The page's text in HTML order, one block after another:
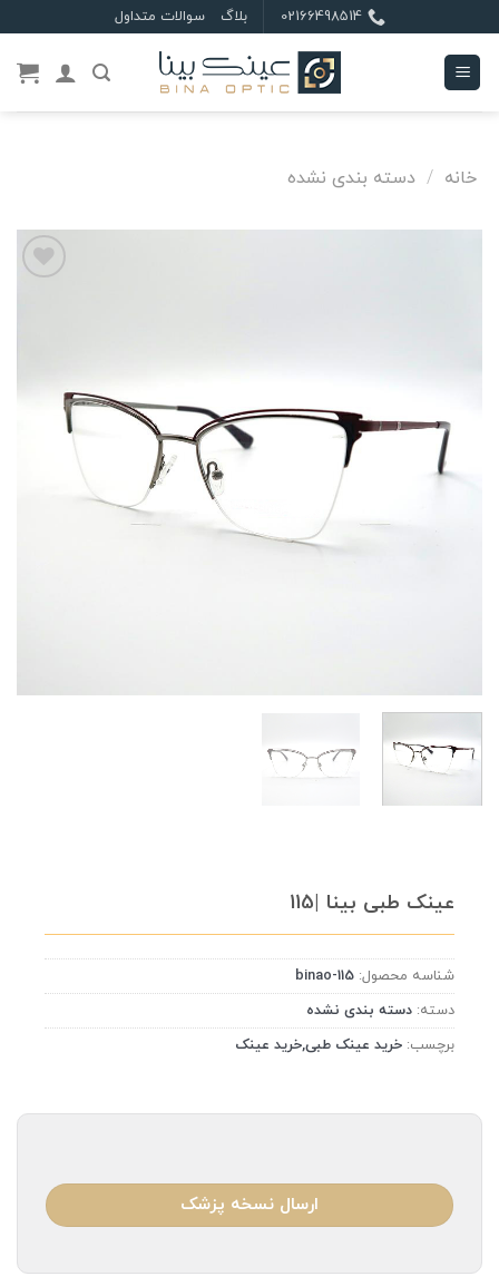
to
content
02166498514 بلاگ سوالات متداول
خانه / دسته بندی نشده
عینک طبی بینا |115
شناسه محصول: binao-115
دسته: دسته بندی نشده
برچسب: خرید عینک طبی,خرید عینک
ارسال نسخه پزشک